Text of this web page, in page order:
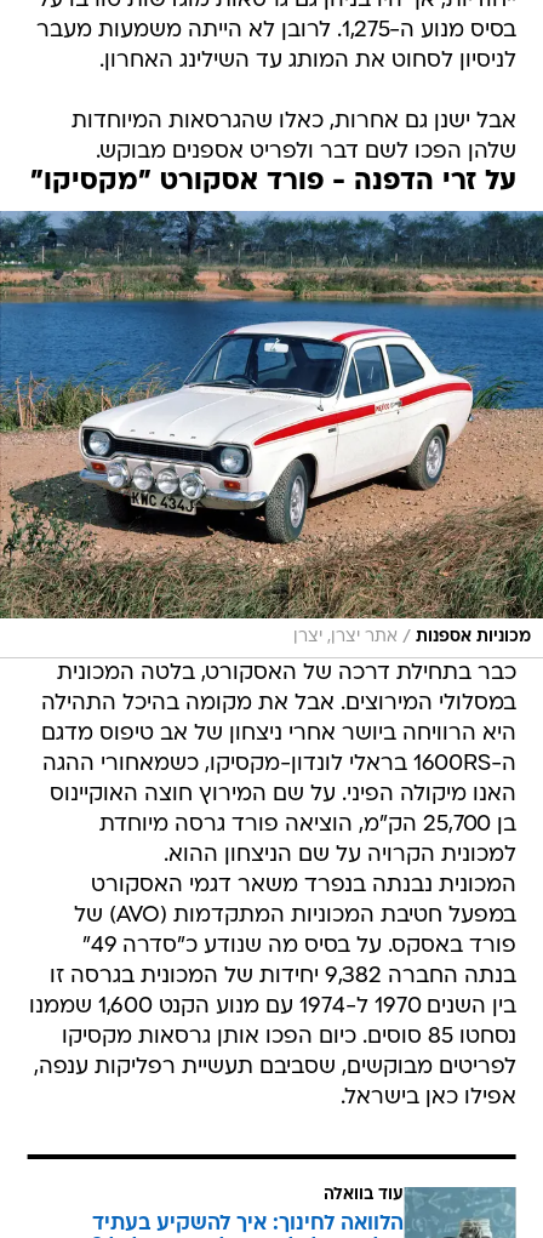
בסיס מנוע ה-1,275. לרובן לא הייתה משמעות מעבר
לניסיון לסחוט את המותג עד השילינג האחרון.
אבל ישנן גם אחרות, כאלו שהגרסאות המיוחדות
שלהן הפכו לשם דבר ולפריט אספנים מבוקש.
על זרי הדפנה - פורד אסקורט "מקסיקו"
מכוניות אספנות / אתר יצרן, יצרן
כבר בתחילת דרכה של האסקורט, בלטה המכונית
במסלולי המירוצים. אבל את מקומה בהיכל התהילה
היא הרוויחה ביושר אחרי ניצחון של אב טיפוס מדגם
ה-1600RS בראלי לונדון-מקסיקו, כשמאחורי ההגה
האנו מיקולה הפיני. על שם המירוץ חוצה האוקיינוס
בן 25,700 הק"מ, הוציאה פורד גרסה מיוחדת
למכונית הקרויה על שם הניצחון ההוא.
המכונית נבנתה בנפרד משאר דגמי האסקורט
במפעל חטיבת המכוניות המתקדמות (AVO) של
פורד באסקס. על בסיס מה שנודע כ"סדרה 49"
בנתה החברה 9,382 יחידות של המכונית בגרסה זו
בין השנים 1970 ל-1974 עם מנוע הקנט 1,600 שממנו
נסחטו 85 סוסים. כיום הפכו אותן גרסאות מקסיקו
לפריטים מבוקשים, שסביבם תעשיית רפליקות ענפה,
אפילו כאן בישראל.
עוד בוואלה
הלוואה לחינוך: איך להשקיע בעתיד